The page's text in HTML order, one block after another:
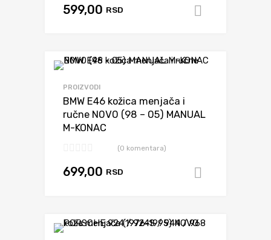
599,00 RSD
PROIZVODI
BMW E46 kožica menjača i
ručne N0V0 (98 – 05) MANUAL
M-KONAC
(0 komentara)
699,00 RSD